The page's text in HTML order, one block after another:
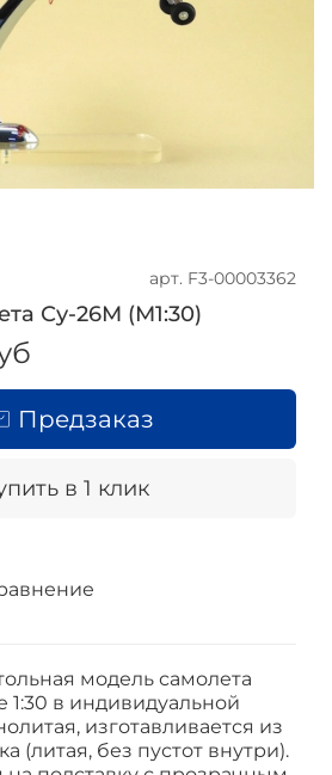
арт. F3-00003362
Су-26М (М1:30)
Предзаказ
в 1 клик
модель самолета
1:30 в индивидуальной
изготавливается из
(литая, без пустот внутри).